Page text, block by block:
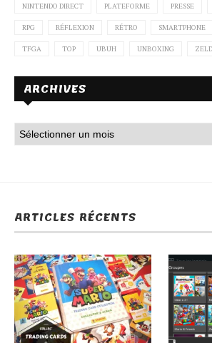
NINTENDO DIRECT PLATEFORME PRESSE
RPG RÉFLEXION RÉTRO SMARTPHONE
TFGA TOP UBUH UNBOXING
ARCHIVES
ARTICLES RÉCENTS